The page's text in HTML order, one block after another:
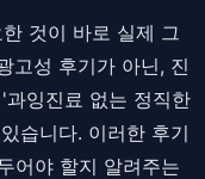
것이 바로 실제 그
고성 후기가 아닌, 진
잉진료 없는 정직한
습니다. 이러한 후기
어야 할지 알려주는